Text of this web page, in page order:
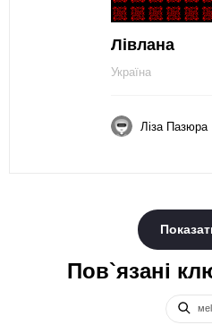
Лівлана
Україна
Ліза Пазюра
Пов`язані